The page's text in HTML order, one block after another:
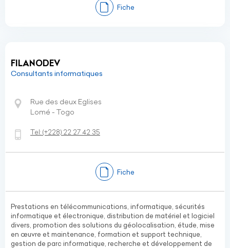
Fiche
FILANODEV
Consultants informatiques
Rue des deux Eglises
Lomé - Togo
Tel:(+228) 22 27 42 35
Fiche
Prestations en télécommunications, informatique, sécurités
informatique et électronique, distribution de matériel et logiciel
divers, promotion des solutions du géolocalisation, étude, mise
en œuvre et maintenance, formation et support technique,
gestion de parc informatique, recherche et développement de